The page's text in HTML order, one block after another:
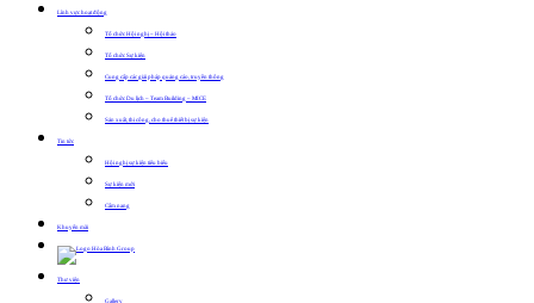
Lĩnh vực hoạt động
Tổ chức Hội nghị – Hội thảo
Tổ chức Sự kiện
Cung cấp các giải pháp quảng cáo, truyền thông
Tổ chức Du lịch – Team Building – MICE
Sản xuất, thi công, cho thuê thiết bị sự kiện
Tin tức
Hội nghị sự kiện tiêu biểu
Sự kiện mới
Cẩm nang
Khuyến mãi
Thư viện
Gallery